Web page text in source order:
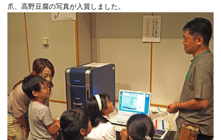
爪、高野豆腐の写真が入賞しました。